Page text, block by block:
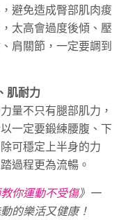
避免造成臀部肌肉痠
太高會過度後傾、壓
肩關節，一定要調到
肌耐力
量不只有腿部肌力，
一定要鍛練腰腹、下
可穩定上半身的力
過程更為流暢。
你運動不受傷》一
的樂活又健康！